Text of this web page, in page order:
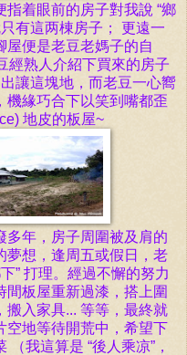
着眼前的房子對我說 “鄉
有這两棟房子； 更遠一
屋便是老豆老媽子的自
經熟人介紹下買來的房子
讓這塊地，而老豆一心嚮
機緣巧合下以笑到嘴都歪
地皮的板屋~
多年，房子周圍被及肩的
夢想，逢周五或假日，老
” 打理。經過不懈的努力
間板屋重新過漆，搭上圍
搬入家具... 等等，最終就
空地等待開荒中，希望下
我這算是 “後人乘凉”，